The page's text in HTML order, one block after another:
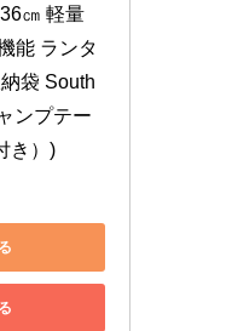
㎝ 軽量
能 ランタ
袋 South
ンプテー
き）)